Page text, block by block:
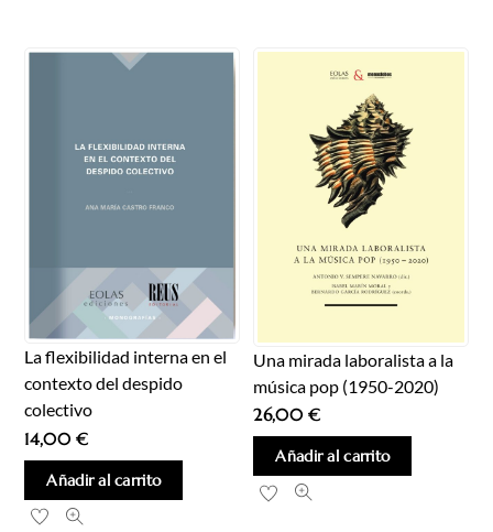
La flexibilidad interna en el
contexto del despido
colectivo
14,00€
Añadir al carrito
Una mirada laboralista a la
música pop (1950-2020)
26,00€
Añadir al carrito